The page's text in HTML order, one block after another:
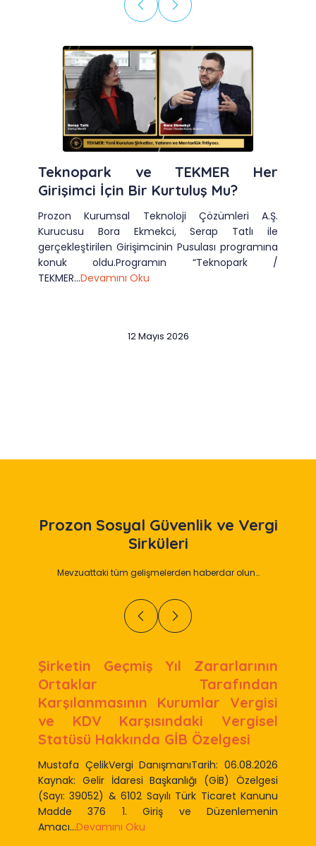
Teknopark ve TEKMER Her
Girişimci İçin Bir Kurtuluş Mu?
Prozon Kurumsal Teknoloji Çözümleri A.Ş.
Kurucusu Bora Ekmekci, Serap Tatlı ile
gerçekleştirilen Girişimcinin Pusulası programına
konuk oldu.Programın “Teknopark /
TEKMER...Devamını Oku
12 Mayıs 2026
Prozon Sosyal Güvenlik ve Vergi
Sirküleri
Mevzuattaki tüm gelişmelerden haberdar olun…
Şirketin Geçmiş Yıl Zararlarının
Ortaklar Tarafından
Karşılanmasının Kurumlar Vergisi
ve KDV Karşısındaki Vergisel
Statüsü Hakkında GİB Özelgesi
Mustafa ÇelikVergi DanışmanıTarih: 06.08.2026
Kaynak: Gelir İdaresi Başkanlığı (GİB) Özelgesi
(Sayı: 39052) & 6102 Sayılı Türk Ticaret Kanunu
Madde 376 1. Giriş ve Düzenlemenin
Amacı...Devamını Oku